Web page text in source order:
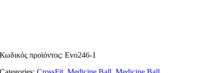
Κωδικός προϊόντος:Evo246-1